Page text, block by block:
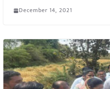
December 14, 2021